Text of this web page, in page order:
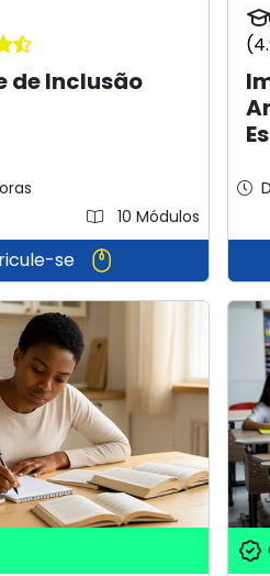
de Inclusão
10 Módulos
se